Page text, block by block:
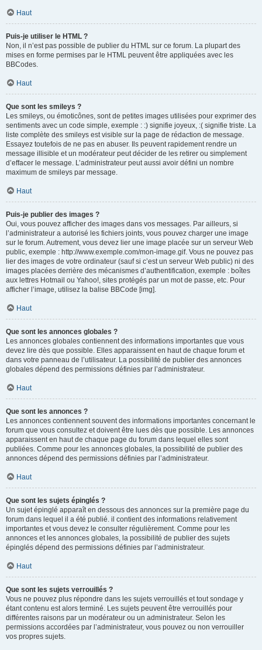
Haut
Puis-je utiliser le HTML ?
Non, il n’est pas possible de publier du HTML sur ce forum. La plupart des
mises en forme permises par le HTML peuvent être appliquées avec les
BBCodes.
Haut
Que sont les smileys ?
Les smileys, ou émoticônes, sont de petites images utilisées pour exprimer des
sentiments avec un code simple, exemple : :) signifie joyeux, :( signifie triste. La
liste complète des smileys est visible sur la page de rédaction de message.
Essayez toutefois de ne pas en abuser. Ils peuvent rapidement rendre un
message illisible et un modérateur peut décider de les retirer ou simplement
d’effacer le message. L’administrateur peut aussi avoir défini un nombre
maximum de smileys par message.
Haut
Puis-je publier des images ?
Oui, vous pouvez afficher des images dans vos messages. Par ailleurs, si
l’administrateur a autorisé les fichiers joints, vous pouvez charger une image
sur le forum. Autrement, vous devez lier une image placée sur un serveur Web
public, exemple : http://www.exemple.com/mon-image.gif. Vous ne pouvez pas
lier des images de votre ordinateur (sauf si c’est un serveur Web public) ni des
images placées derrière des mécanismes d’authentification, exemple : boîtes
aux lettres Hotmail ou Yahoo!, sites protégés par un mot de passe, etc. Pour
afficher l’image, utilisez la balise BBCode [img].
Haut
Que sont les annonces globales ?
Les annonces globales contiennent des informations importantes que vous
devez lire dès que possible. Elles apparaissent en haut de chaque forum et
dans votre panneau de l’utilisateur. La possibilité de publier des annonces
globales dépend des permissions définies par l’administrateur.
Haut
Que sont les annonces ?
Les annonces contiennent souvent des informations importantes concernant le
forum que vous consultez et doivent être lues dès que possible. Les annonces
apparaissent en haut de chaque page du forum dans lequel elles sont
publiées. Comme pour les annonces globales, la possibilité de publier des
annonces dépend des permissions définies par l’administrateur.
Haut
Que sont les sujets épinglés ?
Un sujet épinglé apparaît en dessous des annonces sur la première page du
forum dans lequel il a été publié. il contient des informations relativement
importantes et vous devez le consulter régulièrement. Comme pour les
annonces et les annonces globales, la possibilité de publier des sujets
épinglés dépend des permissions définies par l’administrateur.
Haut
Que sont les sujets verrouillés ?
Vous ne pouvez plus répondre dans les sujets verrouillés et tout sondage y
étant contenu est alors terminé. Les sujets peuvent être verrouillés pour
différentes raisons par un modérateur ou un administrateur. Selon les
permissions accordées par l’administrateur, vous pouvez ou non verrouiller
vos propres sujets.